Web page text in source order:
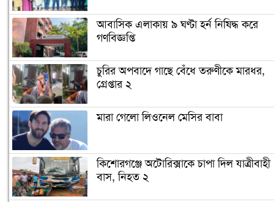
আবাসিক এলাকায় ৯ ঘণ্টা হর্ন নিষিদ্ধ করে
গণবিজ্ঞপ্তি
চুরির অপবাদে গাছে বেঁধে তরুণীকে মারধর,
গ্রেপ্তার ২
মারা গেলো লিওনেল মেসির বাবা
কিশোরগঞ্জে অটোরিক্সাকে চাপা দিল যাত্রীবাহী
বাস, নিহত ২